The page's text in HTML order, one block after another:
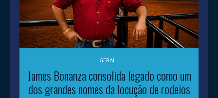
GERAL
James Bonanza consolida legado como um
dos grandes nomes da locução de rodeios